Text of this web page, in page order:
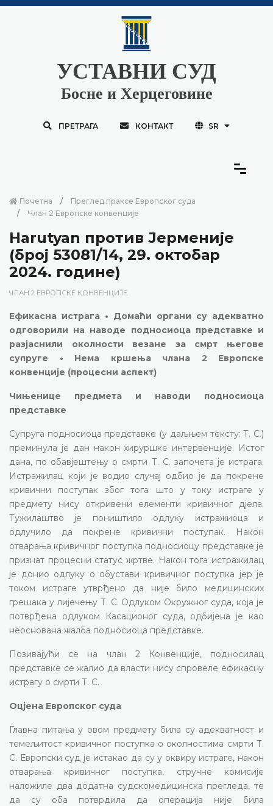
УСТАВНИ СУД
Босне и Херцеговине
ПРЕТРАГА КОНТАКТ SR
Почетна
Преглед праксе Европског суда
Члан 2 Европске конвенције
Harutyan против Јерменије
(број 53081/14, 29. октобар
2024. године)
ЧЛАН 2 ЕВРОПСКЕ КОНВЕНЦИЈЕ
Ефикасна истрага • Домаћи органи су адекватно
одговорили на наводе подносиоца представке и
разјаснили околности везане за смрт његове
супруге • Нема кршења члана 2 Европске
конвенције (процесни аспект)
Чињенице предмета и наводи подносиоца
представке
Супруга подносиоца представке (у даљњем тексту: Т. С.)
преминула је дан након хируршке интервенције. Истог
дана, по обавјештењу о смрти Т. С. започета је истрага.
Истражилац који је водио случај одбио је да покрене
кривични поступак због тога што у току истраге у
предмету нису откривени елементи кривичног дјела.
Тужилаштво је поништило одлуку истражиоца и
одлучило да покрене кривични поступак. Након
отварања кривичног поступка подносиоцу представке је
признат процесни статус жртве. Након тога истражилац
је донио одлуку о обустави кривичног поступка јер је
током истраге утврђено да није било медицинских
грешака у лијечењу Т. С. Одлуком Окружног суда, која је
потврђена одлуком Касационог суда, одбијена је као
неоснована жалба подносиоца представке.
Позивајући се на члан 2 Конвенције, подносилац
представке се жалио да власти нису спровеле ефикасну
истрагу о смрти Т. С.
Оцјена Европског суда
Главна питања у овом предмету била су адекватност и
темељитост кривичног поступка о околностима смрти Т.
С. Европски суд је истакао да су у оквиру истраге, након
отварања кривичног поступка, стручне комисије
наложиле два додатна судскомедицинска прегледа, те
да су оба потврдила да операција није била